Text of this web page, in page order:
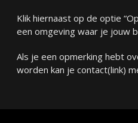
Klik hiernaast op de optie
een omgeving waar je jouw
Als je een opmerking hebt
worden kan je contact(link)